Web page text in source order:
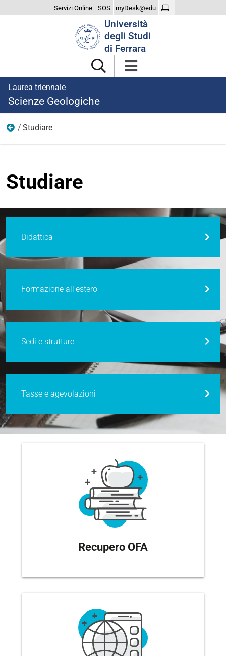
Servizi Online SOS myDesk@edu
Università
degli Studi
di Ferrara
Laurea triennale
Scienze Geologiche
Home
Studiare
Studiare
Didattica
Formazione all'estero
Sedi e strutture
Tasse e agevolazioni
Recupero OFA